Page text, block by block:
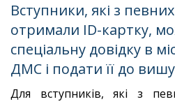
Вступники, які з
отримали ID-картку,
спеціальну довідку в
ДМС і подати її до вишу
Для вступників, які з